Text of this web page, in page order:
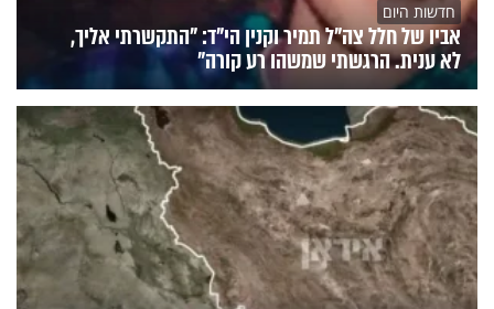
חדשות היום
אביו של חלל צה"ל תמיר וקנין הי"ד: "התקשרתי אליך,
לא ענית. הרגשתי שמשהו רע קורה"